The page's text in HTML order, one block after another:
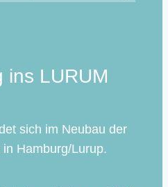
ins LURUM
sich im Neubau der
Hamburg/Lurup.